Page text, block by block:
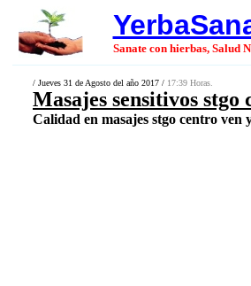
Sanate con hierbas, Salud
/ Jueves 31 de Agosto del año 2017 / 17:39 Horas.
Masajes sensitivos
Calidad en masajes stgo centro ven